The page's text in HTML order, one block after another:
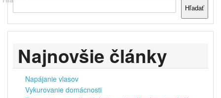
Hľadať
Najnovšie články
Napájanie vlasov
Vykurovanie domácnosti